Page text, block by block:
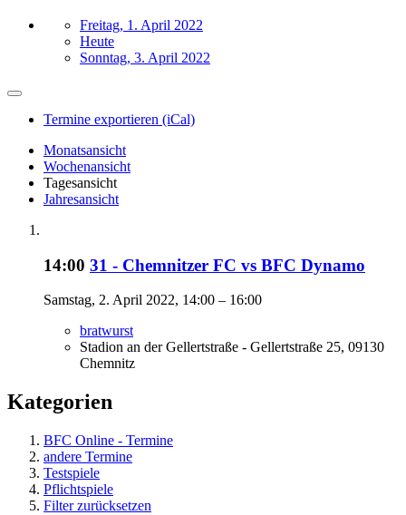
Freitag, 1. April 2022
Heute
Sonntag, 3. April 2022
Termine exportieren (iCal)
Monatsansicht
Wochenansicht
Tagesansicht
Jahresansicht
14:00 31 - Chemnitzer FC vs BFC Dynamo
Samstag, 2. April 2022, 14:00 – 16:00
bratwurst
Stadion an der Gellertstraße - Gellertstraße 25, 09130
Chemnitz
Kategorien
BFC Online - Termine
andere Termine
Testspiele
Pflichtspiele
Filter zurücksetzen